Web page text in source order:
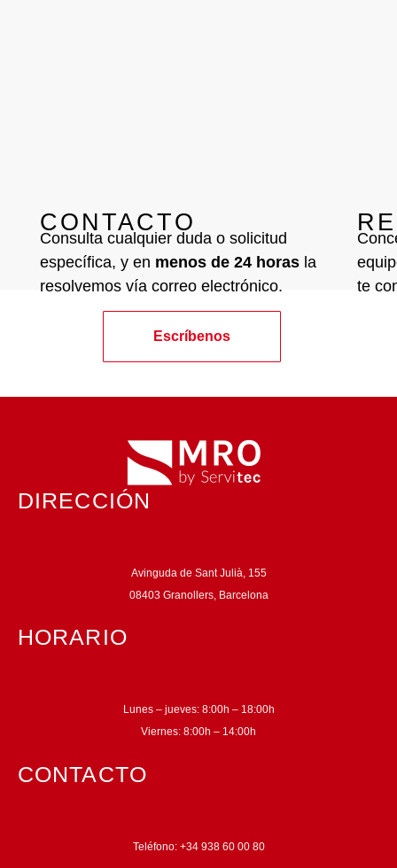
CONTACTO
Consulta cualquier duda o solicitud
específica, y en menos de 24 horasla
resolvemos vía correo electrónico.
Escríbenos
te
DIRECCIÓN
Avinguda de Sant Julià, 155
08403 Granollers, Barcelona
HORARIO
Lunes – jueves: 8:00h – 18:00h
Viernes: 8:00h – 14:00h
CONTACTO
Teléfono: +34 938 60 00 80